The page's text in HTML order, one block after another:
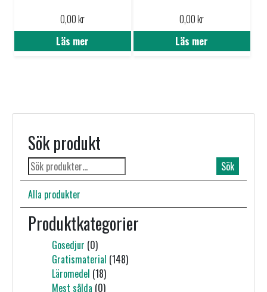
0,00kr
Läs mer
0,00kr
Läs mer
Sök produkt
Sök
efter:
Sök
Alla produkter
Produktkategorier
Gosedjur (0)
Gratismaterial (148)
Läromedel (18)
Mest sålda (0)